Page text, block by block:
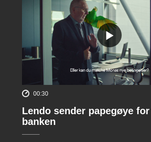
00:30
Lendo sender papegøye
banken